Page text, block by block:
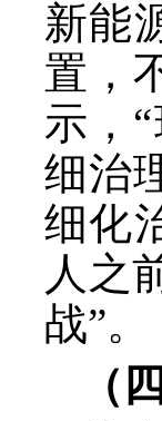
新能
置，
示，
细治
细化
人之
战”。
（